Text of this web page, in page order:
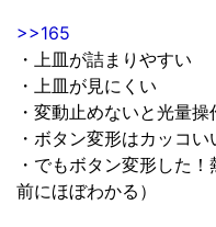
>>165
・上皿が詰まりやすい
・上皿が見にくい
・変動止めないと光量
・ボタン変形はカッコい
・でもボタン変形した
前にほぼわかる）